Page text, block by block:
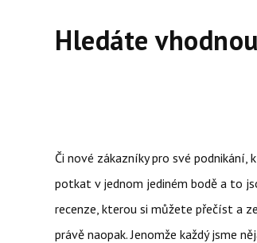
Hledáte
Či nové zákazníky pro své
potkat v jednom jediném bodě a to
recenze, kterou si můžete přečíst a
právě naopak. Jenomže každý jsme